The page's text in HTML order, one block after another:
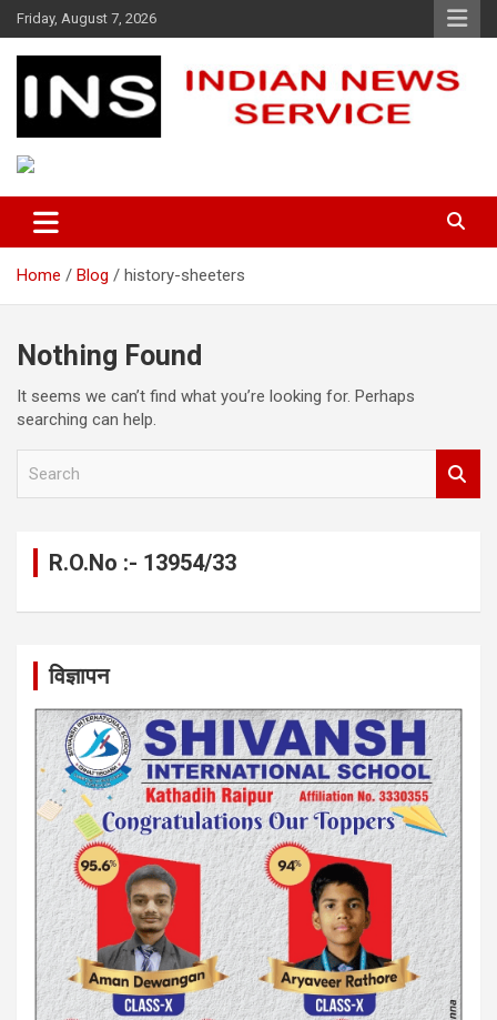
Skip
to
content
Friday, August 7, 2026
Indian News Service
Home Blog history-sheeters
Nothing Found
It seems we can’t find what you’re looking for. Perhaps
searching can help.
R.O.No :- 13954/33
विज्ञापन